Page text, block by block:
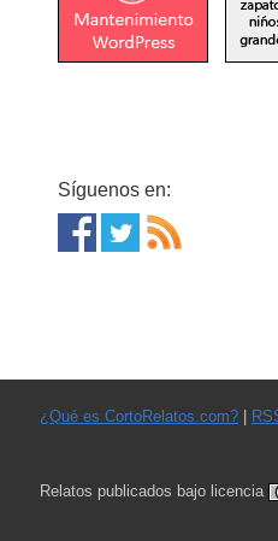
Síguenos en:
¿Qué es CortoRelatos.com?|
Relatos publicados bajo licencia